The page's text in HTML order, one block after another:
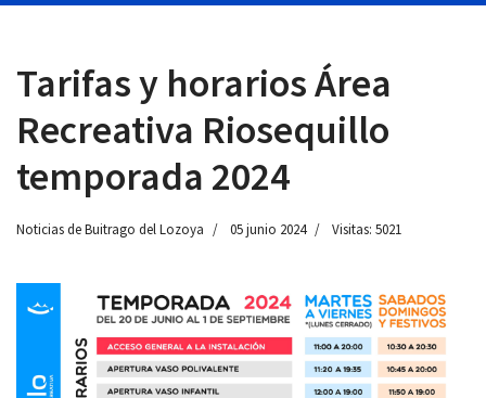
Tarifas y horarios Área
Recreativa Riosequillo
temporada 2024
Noticias de Buitrago del Lozoya 05 junio 2024 Visitas: 5021